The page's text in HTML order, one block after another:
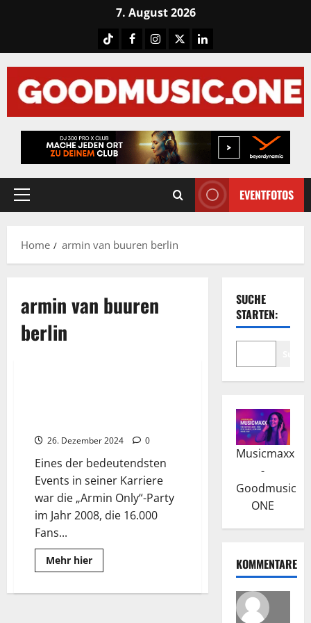
7. August 2026
TiktokFacebook
Instagram
X LinkedIN
Primary
EVENTFOTOS
Home armin van buuren berlin
armin van buuren
berlin
26. Dezember 2024 0
Eines der bedeutendsten
Events in seiner Karriere
war die „Armin Only“-Party
im Jahr 2008, die 16.000
Fans...
Mehr hierRead
more
van
SUCHE
STARTEN:
Musicmaxx
-
Goodmusic
ONE
KOMMENTARE